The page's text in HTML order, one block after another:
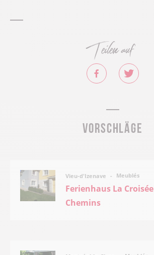
Teilen auf
Vorschläge
Vieu-d'Izenave Meublés
Ferienhaus La
Chemins